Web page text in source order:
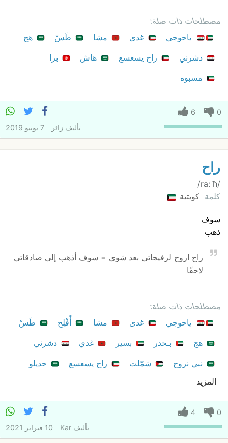
مصطلحات ذات صلة:
ياحوجي
غدى مشا طَسْ
هج
دشرني
راح يسعسع هاش
برا
مسبوه
0
6
تأليف زائر 7 يونيو 2019
راح
/ra: ħ/
كلمة كويتية
سوف
ذهب
راح اروح لرفيجاتي بعد شوي = سوف أذهب إلى صادقاتي
لاحقًا
مصطلحات ذات صلة:
ياحوجي
غدى مشا أًفْلِح
طَسْ
هج
بـحدر بسير غدي
دشرني
نبي نروح
شمّلت راح يسعسع
حديلو
المزيد
0
4
تأليفKar 10 فبراير 2021